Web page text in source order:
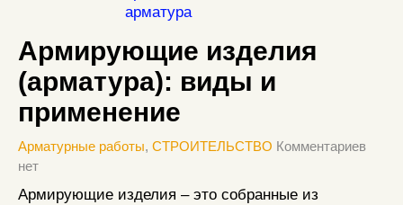
Армирующие изделия
(арматура): виды и
применение
Арматурные работы, СТРОИТЕЛЬСТВО Комментариев
нет
Армирующие изделия – это собранные из